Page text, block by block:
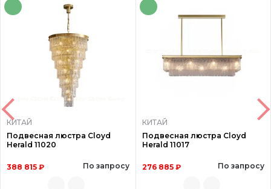
КИТАЙ
Подвесная люстра Cloyd
Herald 11020
388 815 ₽ По запросу
КИТАЙ
Подвесная люстра Cloyd
Herald 11017
276 885 ₽ По запросу